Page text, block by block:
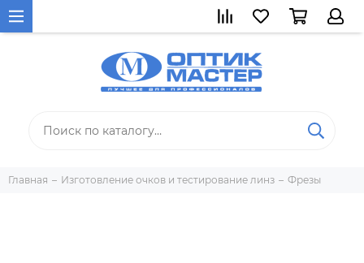
Главная Изготовление очков и тестирование линз Фрезы